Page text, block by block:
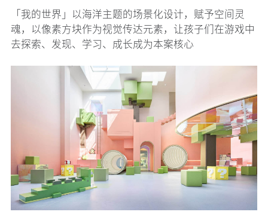
「我的世界」以海洋主题的场景化设计，赋予空间灵
魂，以像素方块作为视觉传达元素，让孩子们在游戏中
去探索、发现、学习、成长成为本案核心